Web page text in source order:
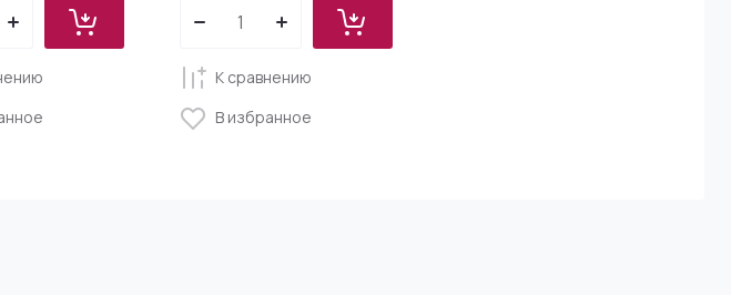
К сравнению
В избранное